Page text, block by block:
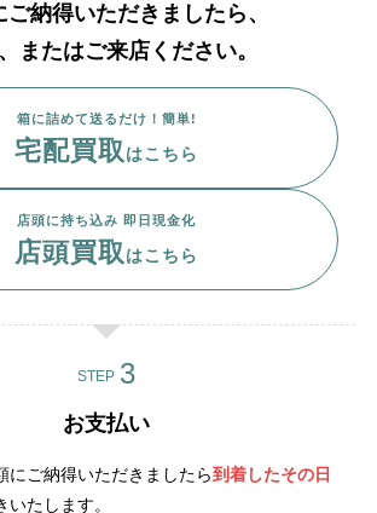
ご納得いただきましたら、
またはご来店ください。
箱に詰めて送るだけ！簡単!
宅配買取はこちら
店頭に持ち込み 即日現金化
店頭買取はこちら
STEP
お支払い
にご納得いただきましたら到着したその日
いたします。